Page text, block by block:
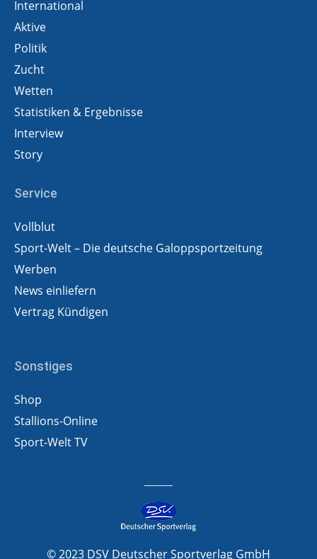
International
Aktive
Politik
Zucht
Wetten
Statistiken & Ergebnisse
Interview
Story
Service
Vollblut
Sport-Welt – Die deutsche Galoppsportzeitung
Werben
News einliefern
Vertrag Kündigen
Sonstiges
Shop
Stallions-Online
Sport-Welt TV
© 2023 DSV Deutscher Sportverlag GmbH